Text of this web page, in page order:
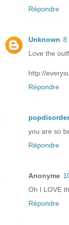
Répondre
Unknown 8
Love the
http://
Répondre
popdisorder
you are so
Répondre
Anonyme
Oh I LOVE
Répondre